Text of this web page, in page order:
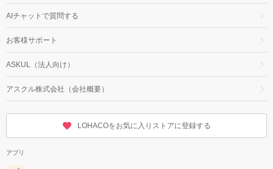
AIチャットで質問する
お客様サポート
ASKUL（法人向け）
アスクル株式会社（会社概要）
LOHACOをお気に入りストアに登録する
アプリ